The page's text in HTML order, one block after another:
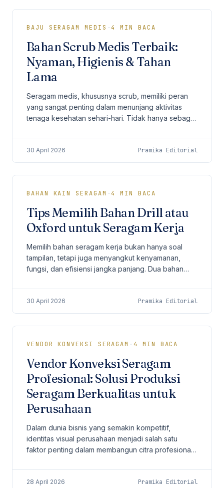
BAJU SERAGAM MEDIS ·4 MIN BACA
Bahan Scrub Medis Terbaik:
Nyaman, Higienis & Tahan
Lama
Seragam medis, khususnya scrub, memiliki peran
yang sangat penting dalam menunjang aktivitas
tenaga kesehatan sehari-hari. Tidak hanya sebagai
memberikan...
30 April 2026 Pramika Editorial
BAHAN KAIN SERAGAM ·4 MIN BACA
Tips Memilih Bahan Drill atau
Oxford untuk Seragam Kerja
Memilih bahan seragam kerja bukan hanya soal
tampilan, tetapi juga menyangkut kenyamanan,
fungsi, dan efisiensi jangka panjang. Dua bahan
perusahaan adalah...
30 April 2026 Pramika Editorial
VENDOR KONVEKSI SERAGAM ·4 MIN BACA
Vendor Konveksi Seragam
Profesional: Solusi Produksi
Seragam Berkualitas untuk
Perusahaan
Dalam dunia bisnis yang semakin kompetitif,
identitas visual perusahaan menjadi salah satu
faktor penting dalam membangun citra profesional.
sederhana...
28 April 2026 Pramika Editorial